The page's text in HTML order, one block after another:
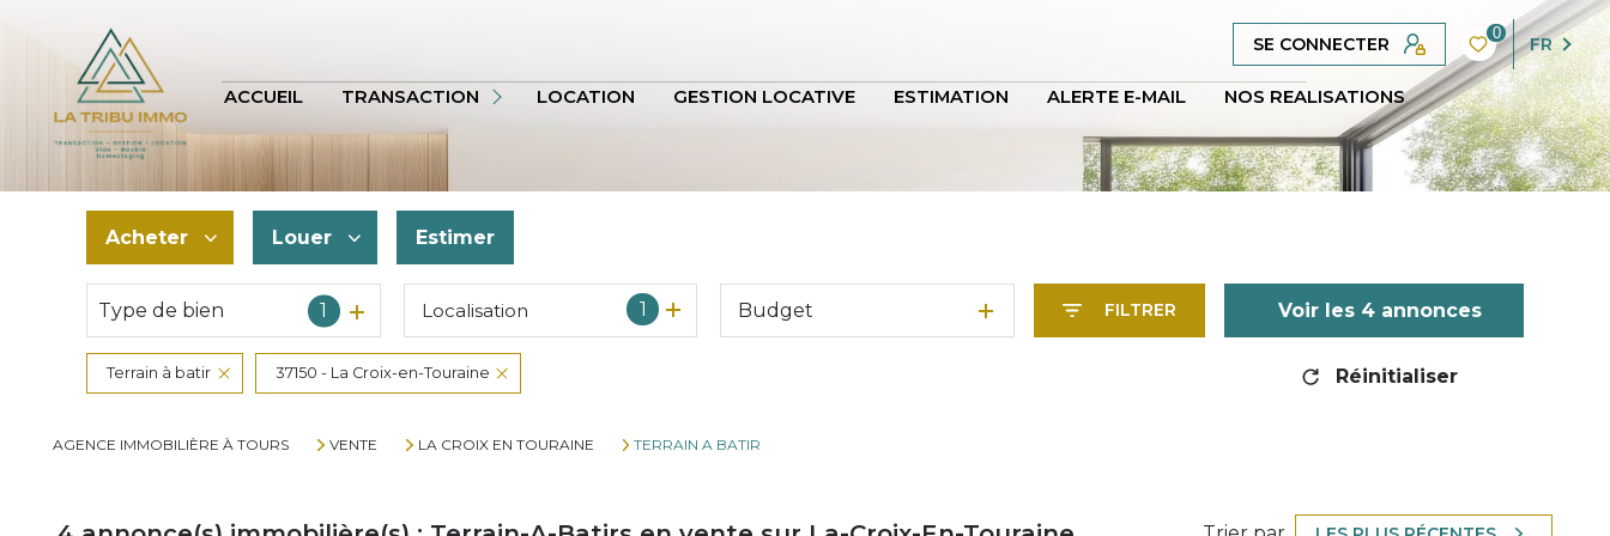
SE CONNECTER
0
FR
ACCUEIL TRANSACTION
TERRAINS
AUTRES
VOIR TOUS
BIENS VENDUS
LOCATION GESTION LOCATIVE ESTIMATION ALERTE E-MAIL NOS REALISATIONS
Acheter
De l'ancien
De l'immo pro
Louer
à l'année
De l'immo pro
Estimer
Type de bien 1 1
Localisation Budget FILTRER Voir les 4 annonces
Terrain à batir 37150 - La Croix-en-Touraine Réinitialiser
AGENCE IMMOBILIÈRE À TOURS VENTE LA CROIX EN TOURAINE TERRAIN A BATIR